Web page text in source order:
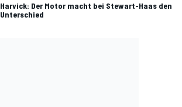
Harvick: Der Motor macht bei Stewart-Haas den
Unterschied